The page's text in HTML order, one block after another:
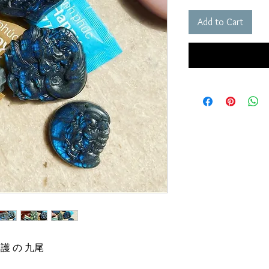
の 九尾
Add to Cart